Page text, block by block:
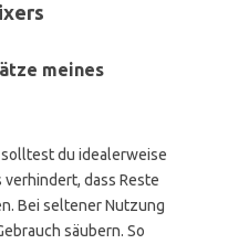
meines
du idealerweise
dass Reste
Bei seltener Nutzung
säubern. So